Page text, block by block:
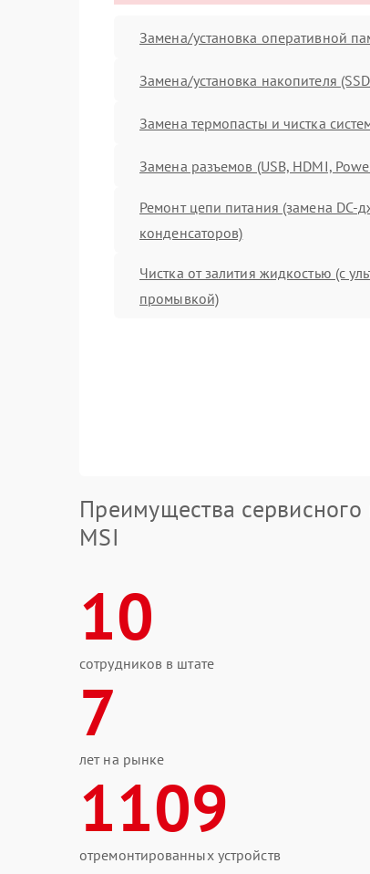
Замена/установка оперативной
Замена/установка накопителя
Замена термопасты и чистка
Замена разъемов (USB, HDMI,
Ремонт цепи питания (замена DC-
конденсаторов)
Чистка от залития жидкостью (с
промывкой)
Преимущества сервисного
MSI
10
сотрудников в штате
7
лет на рынке
1109
отремонтированных устройств